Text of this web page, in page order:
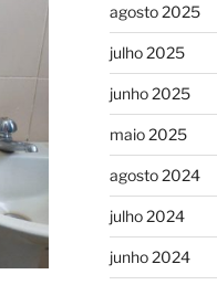
agosto 2025
julho 2025
junho 2025
maio 2025
agosto 2024
julho 2024
junho 2024